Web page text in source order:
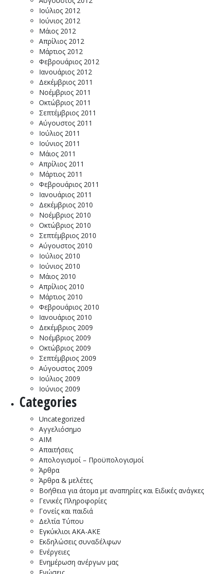
Ιούλιος 2012
Ιούνιος 2012
Μάιος 2012
Απρίλιος 2012
Μάρτιος 2012
Φεβρουάριος 2012
Ιανουάριος 2012
Δεκέμβριος 2011
Νοέμβριος 2011
Οκτώβριος 2011
Σεπτέμβριος 2011
Αύγουστος 2011
Ιούλιος 2011
Ιούνιος 2011
Μάιος 2011
Απρίλιος 2011
Μάρτιος 2011
Φεβρουάριος 2011
Ιανουάριος 2011
Δεκέμβριος 2010
Νοέμβριος 2010
Οκτώβριος 2010
Σεπτέμβριος 2010
Αύγουστος 2010
Ιούλιος 2010
Ιούνιος 2010
Μάιος 2010
Απρίλιος 2010
Μάρτιος 2010
Φεβρουάριος 2010
Ιανουάριος 2010
Δεκέμβριος 2009
Νοέμβριος 2009
Οκτώβριος 2009
Σεπτέμβριος 2009
Αύγουστος 2009
Ιούλιος 2009
Ιούνιος 2009
Categories
Uncategorized
Αγγελιόσημο
ΑΙΜ
Απαιτήσεις
Απολογισμοί – Προϋπολογισμοί
Άρθρα
Άρθρα & μελέτες
Βοήθεια για άτομα με αναπηρίες και Ειδικές ανάγκες
Γενικές Πληροφορίες
Γονείς και παιδιά
Δελτία Τύπου
Εγκύκλιοι ΑΚΑ-ΑΚΕ
Εκδηλώσεις συναδέλφων
Ενέργειες
Ενημέρωση ανέργων μας